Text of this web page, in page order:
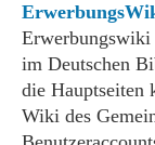
Erwerbungswiki
im Deutschen
die Hauptseiten
Wiki des